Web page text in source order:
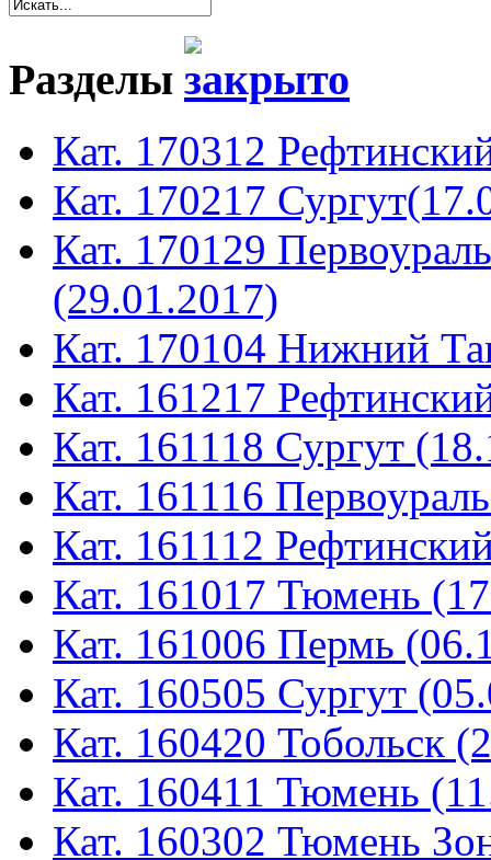
Разделы
Кат. 170312
Кат. 170217
Кат. 170129
(29.01.2017)
Кат. 170104 Нижний
Кат. 161217
Кат. 161118 Сургут
Кат. 161116
Кат. 161112
Кат. 161017 Тюмень
Кат. 161006 Пермь
Кат. 160505 Сургут
Кат. 160420 Тобольск
Кат. 160411 Тюмень
Кат. 160302 Тюмень